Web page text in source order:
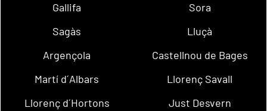
Gallifa
Sora
Sagàs
Lluçà
Argençola
Castellnou de Bages
Martí d´Albars
Llorenç Savall
Llorenç d´Hortons
Just Desvern